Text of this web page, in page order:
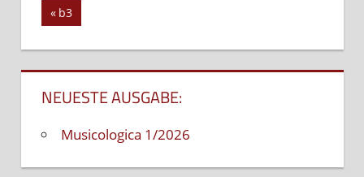
Beitrags-
Navigation
Vorheriger
b3
NEUESTE AUSGABE:
Musicologica 1/2026